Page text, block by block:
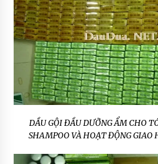
DẦU GỘI ĐẦU DƯỠNG ẨM CHO
SHAMPOO VÀ HOẠT ĐỘNG GIAO